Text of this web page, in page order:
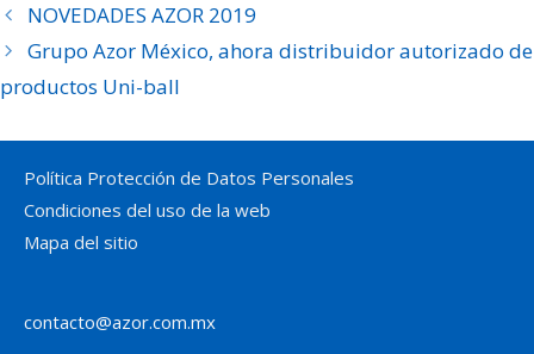
NOVEDADES AZOR 2019
Grupo Azor México, ahora distribuidor autorizado de
productos Uni-ball
Política Protección de Datos Personales
Condiciones del uso de la web
Mapa del sitio
contacto@azor.com.mx